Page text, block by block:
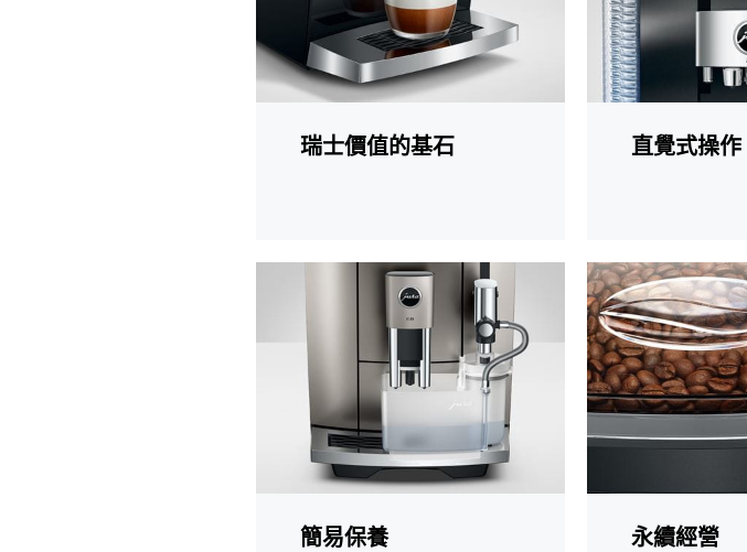
瑞士價值的基石 直覺式操作
簡易保養 永續經營
更
多
資
訊